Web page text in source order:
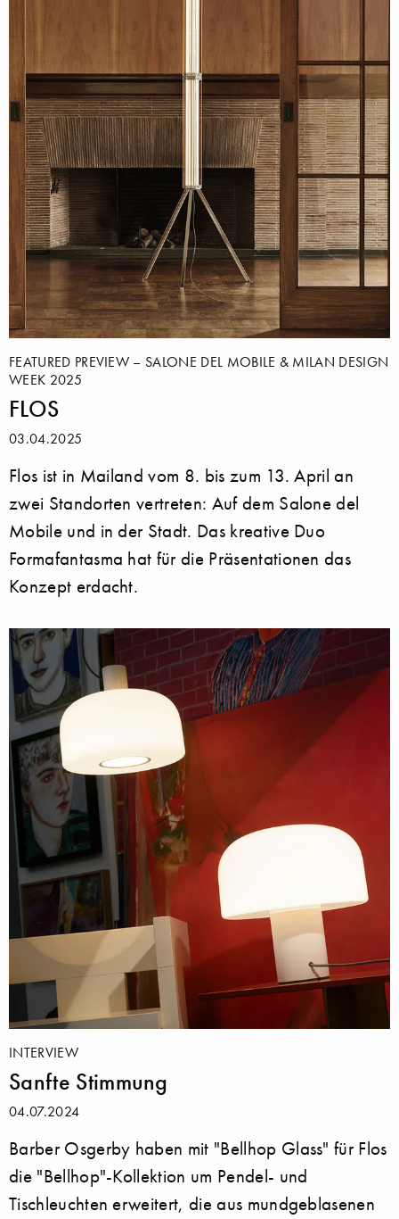
FEATURED PREVIEW – SALONE DEL MOBILE & MILAN DESIGN
WEEK 2025
FLOS
03.04.2025
Flos ist in Mailand vom 8. bis zum 13. April an
zwei Standorten vertreten: Auf dem Salone del
Mobile und in der Stadt. Das kreative Duo
Formafantasma hat für die Präsentationen das
Konzept erdacht.
INTERVIEW
Sanfte Stimmung
04.07.2024
Barber Osgerby haben mit "Bellhop Glass" für Flos
die "Bellhop"-Kollektion um Pendel- und
Tischleuchten erweitert, die aus mundgeblasenen